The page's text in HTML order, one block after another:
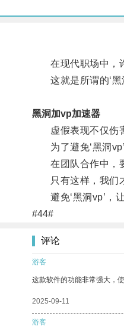
在现代职场中，许
这就是所谓的‘黑
黑洞加vp加速器
虚假表现不仅伤害
为了避免‘黑洞vp’
在团队合作中，要
只有这样，我们才
避免‘黑洞vp’，让
#44#
评论
游客
这款软件的功能非常强大，
2025-09-11
游客